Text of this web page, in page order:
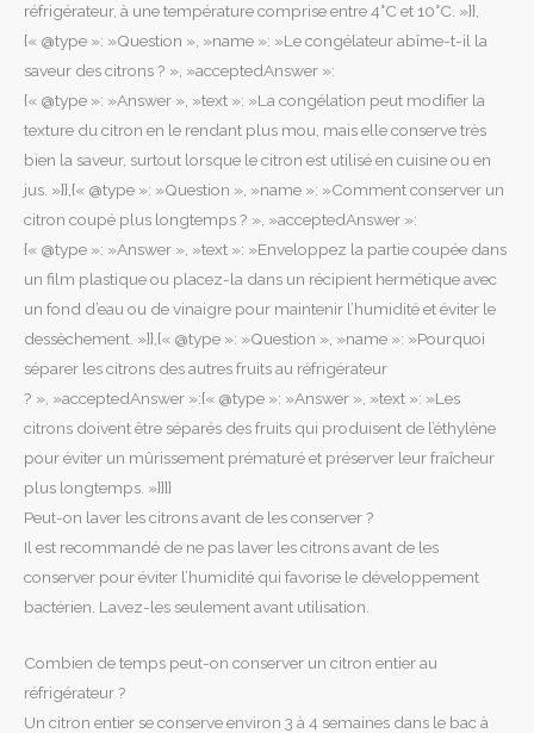
réfrigérateur, à une température comprise entre 4°C et 10°C. »}},
{« @type »: »Question », »name »: »Le congélateur abîme-t-il la
saveur des citrons ? », »acceptedAnswer »:
{« @type »: »Answer », »text »: »La congélation peut modifier la
texture du citron en le rendant plus mou, mais elle conserve très
bien la saveur, surtout lorsque le citron est utilisé en cuisine ou en
jus. »}},{« @type »: »Question », »name »: »Comment conserver un
citron coupé plus longtemps ? », »acceptedAnswer »:
{« @type »: »Answer », »text »: »Enveloppez la partie coupée dans
un film plastique ou placez-la dans un récipient hermétique avec
un fond d’eau ou de vinaigre pour maintenir l’humidité et éviter le
dessèchement. »}},{« @type »: »Question », »name »: »Pourquoi
séparer les citrons des autres fruits au réfrigérateur
? », »acceptedAnswer »:{« @type »: »Answer », »text »: »Les
citrons doivent être séparés des fruits qui produisent de l’éthylène
pour éviter un mûrissement prématuré et préserver leur fraîcheur
plus longtemps. »}}]}
Peut-on laver les citrons avant de les conserver ?
Il est recommandé de ne pas laver les citrons avant de les
conserver pour éviter l’humidité qui favorise le développement
bactérien. Lavez-les seulement avant utilisation.
Combien de temps peut-on conserver un citron entier au
réfrigérateur ?
Un citron entier se conserve environ 3 à 4 semaines dans le bac à